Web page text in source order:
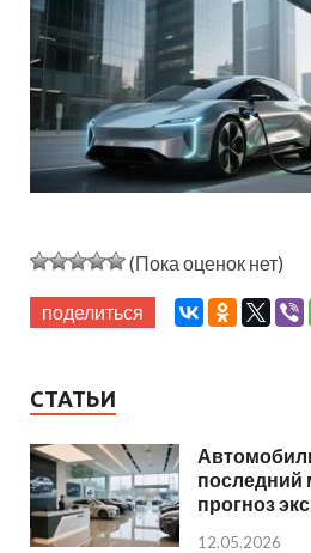
(Пока оценок нет)
поделиться
СТАТЬИ
последний
прогноз
12.05.2026